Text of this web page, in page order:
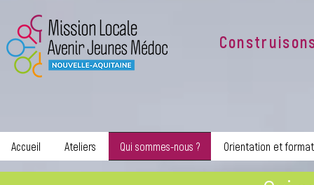
Accueil Ateliers Qui sommes-nous ? Orientation et